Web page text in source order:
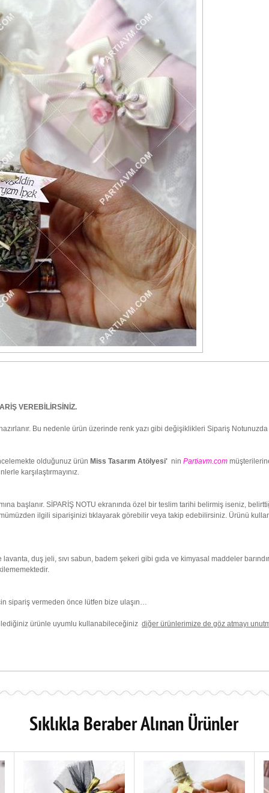
VEREBİLİRSİNİZ.
Bu nedenle ürün üzerinde renk yazı gibi değişiklikleri Sipariş
olduğunuz ürün Miss Tasarım Atölyesi' nin Partiavm.com
karşılaştırmayınız.
başlanır. SİPARİŞ NOTU ekranında özel bir teslim tarihi belirmiş iseniz,
ilgili siparişinizi tıklayarak görebilir veya takip edebilirsiniz. Ürünü
duş jeli, sıvı sabun, badem şekeri gibi gıda ve kimyasal maddeler
sipariş vermeden önce lütfen bize ulaşın…
ürünle uyumlu kullanabileceğiniz diğer ürünlerimize de göz atmayı
Sıklıkla Beraber Alınan Ürünler